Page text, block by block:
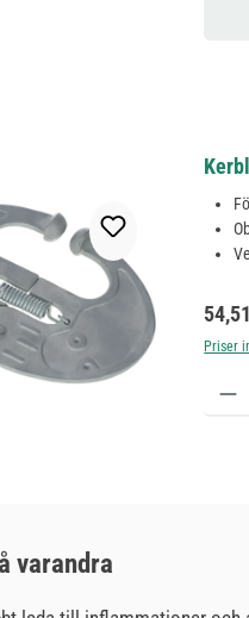
Priser
varandra